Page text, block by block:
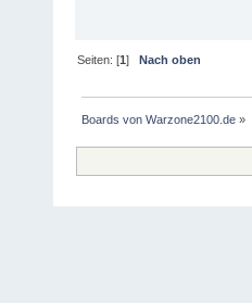
Seiten: [1]Nach oben
Boards von Warzone2100.de »